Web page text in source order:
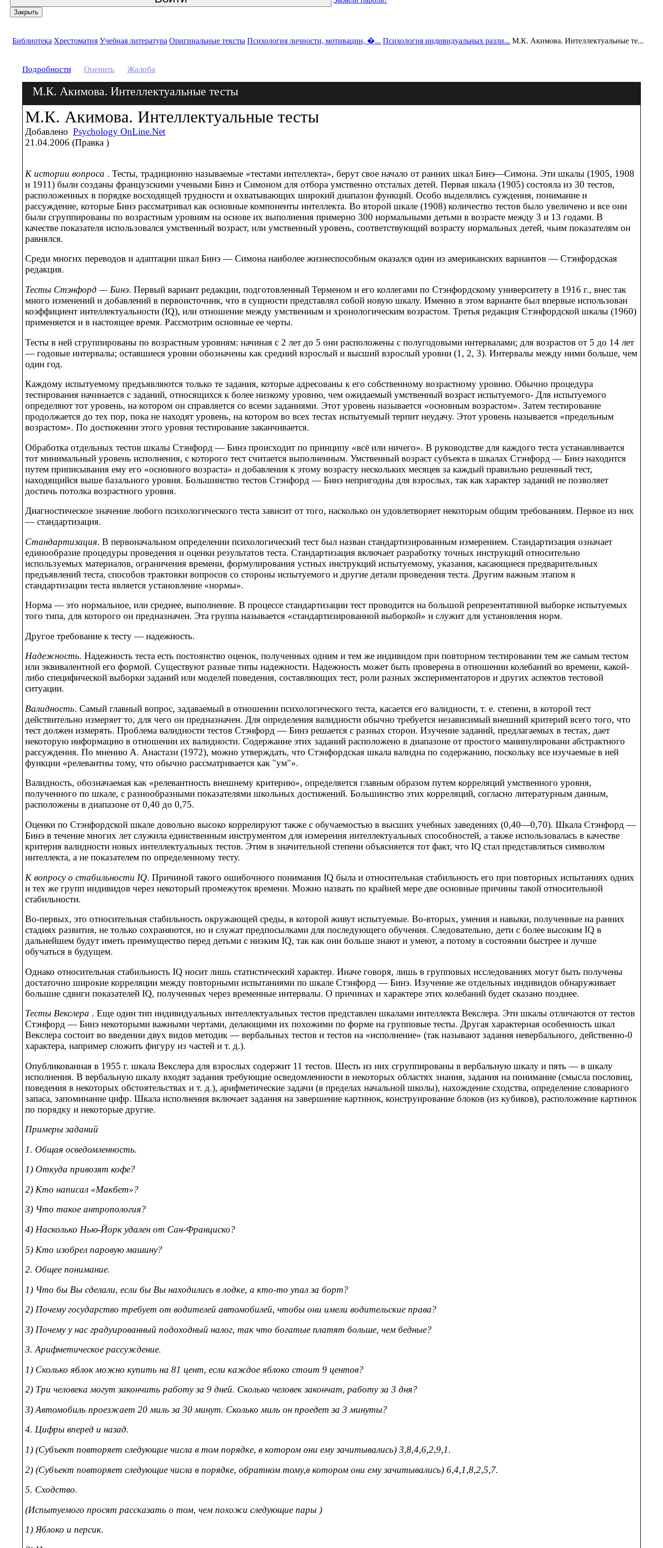
Закрыть
Библиотека Хрестоматия Учебная литература Оригинальные тексты Психология личности, мотивации, �... Психология индивидуальных разли... М.К. Акимова. Интеллектуальные те...
Подробности Оценить Жалоба
М.К. Акимова. Интеллектуальные тесты
М.К. Акимова. Интеллектуальные тесты
Добавлено Psychology OnLine.Net
21.04.2006 (Правка )
К истории вопроса . Тесты, традиционно называемые «тестами интеллекта», берут свое начало от ранних шкал Бинэ—Симона. Эти шкалы (1905, 1908
и 1911) были созданы французскими учеными Бинэ и Симоном для отбора умственно отсталых детей. Первая шкала (1905) состояла из 30 тестов,
расположенных в порядке восходящей трудности и охватывающих широкий диапазон функций. Особо выделялись суждения, понимание и
рассуждение, которые Бинэ рассматривал как основные компоненты интеллекта. Во второй шкале (1908) количество тестов было увеличено и все они
были сгруппированы по возрастным уровням на основе их выполнения примерно 300 нормальными детьми в возрасте между 3 и 13 годами. В
качестве показателя использовался умственный возраст, или умственный уровень, соответствующий возрасту нормальных детей, чьим показателям он
равнялся.
Среди многих переводов и адаптации шкал Бинэ — Симона наиболее жизнеспособным оказался один из американских вариантов — Стэнфордская
редакция.
Тесты Стэнфорд — Бинэ. Первый вариант редакции, подготовленный Терменом и его коллегами по Стэнфордскому университету в 1916 г., внес так
много изменений и добавлений в первоисточник, что в сущности представлял собой новую шкалу. Именно в этом варианте был впервые использован
коэффициент интеллектуальности (IQ), или отношение между умственным и хронологическим возрастом. Третья редакция Стэнфордской шкалы (1960)
применяется и в настоящее время. Рассмотрим основные ее черты.
Тесты в ней сгруппированы по возрастным уровням: начиная с 2 лет до 5 они расположены с полугодовыми интервалами; для возрастов от 5 до 14 лет
— годовые интервалы; оставшиеся уровни обозначены как средний взрослый и высший взрослый уровни (1, 2, 3). Интервалы между ними больше, чем
один год.
Каждому испытуемому предъявляются только те задания, которые адресованы к его собственному возрастному уровню. Обычно процедура
тестирования начинается с заданий, относящихся к более низкому уровню, чем ожидаемый умственный возраст испытуемого- Для испытуемого
определяют тот уровень, на котором он справляется со всеми заданиями. Этот уровень называется «основным возрастом». Затем тестирование
продолжается до тех пор, пока не находят уровень, на котором во всех тестах испытуемый терпит неудачу. Этот уровень называется «предельным
возрастом». По достижении этого уровня тестирование заканчивается.
Обработка отдельных тестов шкалы Стэнфорд — Бинэ происходит по принципу «всё или ничего». В руководстве для каждого теста устанавливается
тот минимальный уровень исполнения, с которого тест считается выполненным. Умственный возраст субъекта в шкалах Стэнфорд — Бинэ находится
путем приписывания ему его «основного возраста» и добавления к этому возрасту нескольких месяцев за каждый правильно решенный тест,
находящийся выше базального уровня. Большинство тестов Стэнфорд — Бинэ непригодны для взрослых, так как характер заданий не позволяет
достичь потолка возрастного уровня.
Диагностическое значение любого психологического теста зависит от того, насколько он удовлетворяет некоторым общим требованиям. Первое из них
— стандартизация.
Стандартизация. В первоначальном определении психологический тест был назван стандартизированным измерением. Стандартизация означает
единообразие процедуры проведения и оценки результатов теста. Стандартизация включает разработку точных инструкций относительно
используемых материалов, ограничения времени, формулирования устных инструкций испытуемому, указания, касающиеся предварительных
предъявлений теста, способов трактовки вопросов со стороны испытуемого и другие детали проведения теста. Другим важным этапом в
стандартизации теста является установление «нормы».
Норма — это нормальное, или среднее, выполнение. В процессе стандартизации тест проводится на большой репрезентативной выборке испытуемых
того типа, для которого он предназначен. Эта группа называется «стандартизированной выборкой» и служит для установления норм.
Другое требование к тесту — надежность.
Надежность. Надежность теста есть постоянство оценок, полученных одним и тем же индивидом при повторном тестировании тем же самым тестом
или эквивалентной его формой. Существуют разные типы надежности. Надежность может быть проверена в отношении колебаний во времени, какой-
либо специфической выборки заданий или моделей поведения, составляющих тест, роли разных экспериментаторов и других аспектов тестовой
ситуации.
Валидность. Самый главный вопрос, задаваемый в отношении психологического теста, касается его валидности, т. е. степени, в которой тест
действительно измеряет то, для чего он предназначен. Для определения валидности обычно требуется независимый внешний критерий всего того, что
тест должен измерять. Проблема валидности тестов Стэнфорд — Бинэ решается с разных сторон. Изучение заданий, предлагаемых в тестах, дает
некоторую информацию в отношении их валидности. Содержание этих заданий расположено в диапазоне от простого манипулировани абстрактного
рассуждения. По мнению А. Анастази (1972), можно утверждать, что Стэнфордская шкала валидна по содержанию, поскольку все изучаемые в ней
функции «релевантны тому, что обычно рассматривается как "ум"».
Валидность, обозначаемая как «релевантность внешнему критерию», определяется главным образом путем корреляций умственного уровня,
полученного по шкале, с разнообразными показателями школьных достижений. Большинство этих корреляций, согласно литературным данным,
расположены в диапазоне от 0,40 до 0,75.
Оценки по Стэнфордской шкале довольно высоко коррелируют также с обучаемостью в высших учебных заведениях (0,40—0,70). Шкала Стэнфорд —
Бинэ в течение многих лет служила единственным инструментом для измерения интеллектуальных способностей, а также использовалась в качестве
критерия валидности новых интеллектуальных тестов. Этим в значительной степени объясняется тот факт, что IQ стал представляться символом
интеллекта, а не показателем по определенному тесту.
К вопросу о стабильности IQ. Причиной такого ошибочного понимания IQ была и относительная стабильность его при повторных испытаниях одних
и тех же групп индивидов через некоторый промежуток времени. Можно назвать по крайней мере две основные причины такой относительной
стабильности.
Во-первых, это относительная стабильность окружающей среды, в которой живут испытуемые. Во-вторых, умения и навыки, полученные на ранних
стадиях развития, не только сохраняются, но и служат предпосылками для последующего обучения. Следовательно, дети с более высоким IQ в
дальнейшем будут иметь преимущество перед детьми с низким IQ, так как они больше знают и умеют, а потому в состоянии быстрее и лучше
обучаться в будущем.
Однако относительная стабильность IQ носит лишь статистический характер. Иначе говоря, лишь в групповых исследованиях могут быть получены
достаточно широкие корреляции между повторными испытаниями по шкале Стэнфорд — Бинэ. Изучение же отдельных индивидов обнаруживает
большие сдвиги показателей IQ, полученных через временные интервалы. О причинах и характере этих колебаний будет сказано позднее.
Тесты Векслера . Еще один тип индивидуальных интеллектуальных тестов представлен шкалами интеллекта Векслера. Эти шкалы отличаются от тестов
Стэнфорд — Бинэ некоторыми важными чертами, делающими их похожими по форме на групповые тесты. Другая характерная особенность шкал
Векслера состоит во введении двух видов методик — вербальных тестов и тестов на «исполнение» (так называют задания невербального, действенно-0
характера, например сложить фигуру из частей и т. д.).
Опубликованная в 1955 г. шкала Векслера для взрослых содержит 11 тестов. Шесть из них сгруппированы в вербальную шкалу и пять — в шкалу
исполнения. В вербальную шкалу входят задания требующие осведомленности в некоторых областях знания, задания на понимание (смысла пословиц,
поведения в некоторых обстоятельствах и т. д.), арифметические задачи (в пределах начальной школы), нахождение сходства, определение словарного
запаса, запоминание цифр. Шкала исполнения включает задания на завершение картинок, конструирование блоков (из кубиков), расположение картинок
по порядку и некоторые другие.
Примеры заданий
1. Общая осведомленность.
1) Откуда привозят кофе?
2) Кто написал «Макбет»?
3) Что такое антропология?
4) Насколько Нью-Йорк удален от Сан-Франциско?
5) Кто изобрел паровую машину?
2. Общее понимание.
1) Что бы Вы сделали, если бы Вы находились в лодке, а кто-то упал за борт?
2) Почему государство требует от водителей автомобилей, чтобы они имели водительские права?
3) Почему у нас градуированный подоходный налог, так что богатые платят больше, чем бедные?
3. Арифметическое рассуждение.
1) Сколько яблок можно купить на 81 цент, если каждое яблоко стоит 9 центов?
2) Три человека могут закончить работу за 9 дней. Сколько человек закончат, работу за 3 дня?
3) Автомобиль проезжает 20 миль за 30 минут. Сколько миль он проедет за 3 минуты?
4. Цифры вперед и назад.
1) (Субъект повторяет следующие числа в том порядке, в котором они ему зачитывались) 3,8,4,6,2,9,1.
2) (Субъект повторяет следующие числа в порядке, обратном тому,в котором они ему зачитывались) 6,4,1,8,2,5,7.
5. Сходство.
(Испытуемого просят рассказать о том, чем похожи следующие пары )
1) Яблоко и персик.